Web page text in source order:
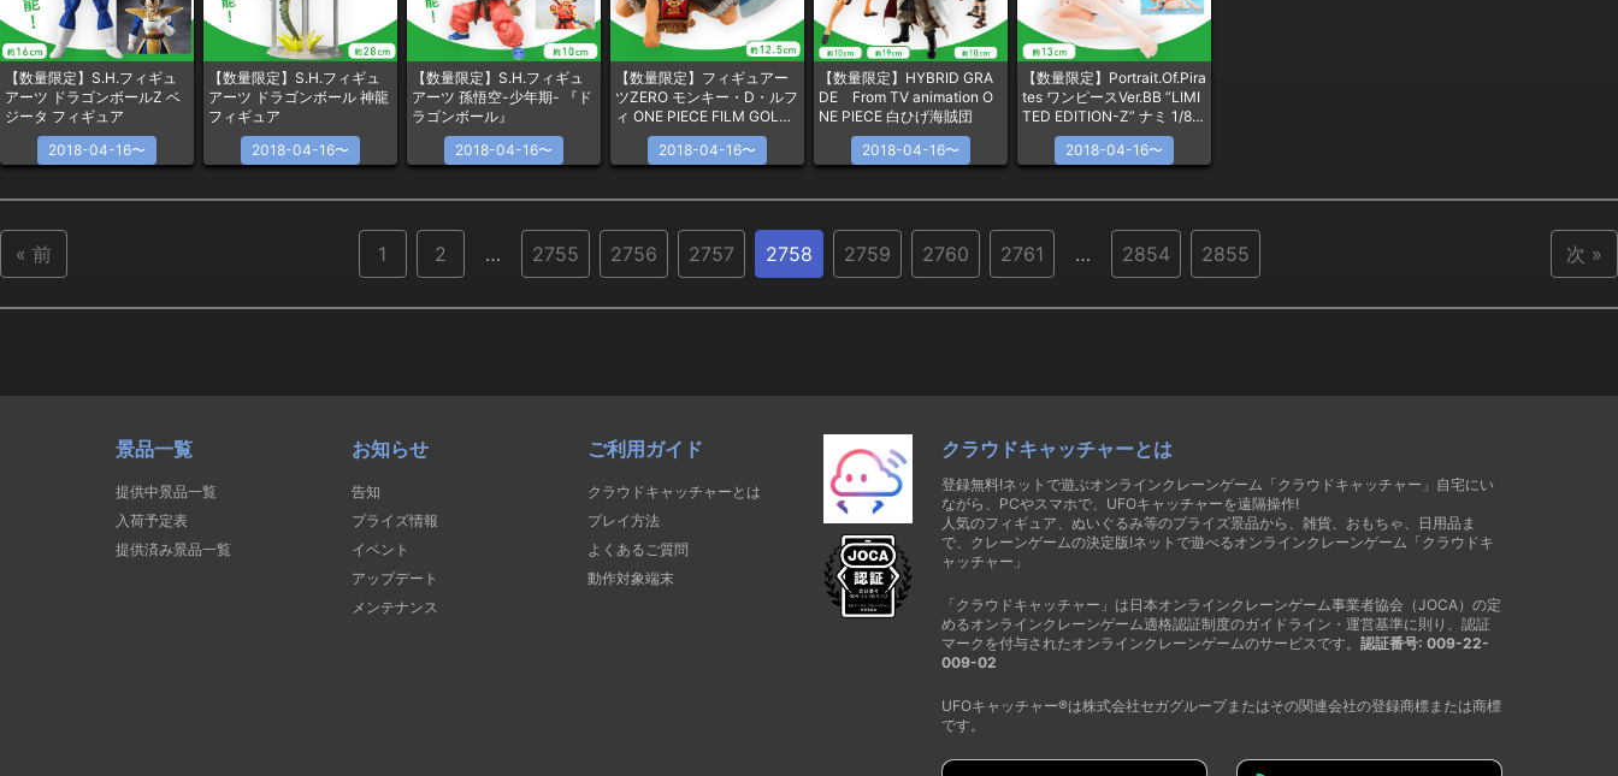
【数量限定】S.H.フィギュ
アーツ ドラゴンボールZ ベ
ジータ フィギュア
2018-04-16〜
【数量限定】S.H.フィギュ
アーツ ドラゴンボール 神龍
フィギュア
2018-04-16〜
【数量限定】S.H.フィギュ
アーツ 孫悟空-少年期- 『ド
ラゴンボール』
2018-04-16〜
【数量限定】フィギュアー
ツZERO モンキー・D・ルフ
ィ ONE PIECE FILM GOLD
Opening Ver.
2018-04-16〜
【数量限定】HYBRID GRA
DE From TV animation O
NE PIECE 白ひげ海賊団
2018-04-16〜
【数量限定】Portrait.Of.Pira
tes ワンピースVer.BB ”LIMI
TED EDITION-Z” ナミ 1/8ス
ケール フィギュア
2018-04-16〜
« 前 次 »
1 2 … 2755 2756 2757 2758 2759 2760 2761 … 2854 2855
景品一覧
提供中景品一覧
入荷予定表
提供済み景品一覧
お知らせ
告知
プライズ情報
イベント
アップデート
メンテナンス
ご利用ガイド
クラウドキャッチャーとは
プレイ方法
よくあるご質問
動作対象端末
クラウドキャッチャーとは
登録無料!ネットで遊ぶオンラインクレーンゲーム「クラウドキャッチャー」自宅にい
ながら、PCやスマホで、UFOキャッチャーを遠隔操作!
人気のフィギュア、ぬいぐるみ等のプライズ景品から、雑貨、おもちゃ、日用品ま
で、クレーンゲームの決定版!ネットで遊べるオンラインクレーンゲーム「クラウドキ
ャッチャー」
「クラウドキャッチャー」は日本オンラインクレーンゲーム事業者協会（JOCA）の定
めるオンラインクレーンゲーム適格認証制度のガイドライン・運営基準に則り、認証
マークを付与されたオンラインクレーンゲームのサービスです。 認証番号: 009-22-
009-02
UFOキャッチャー®は株式会社セガグループまたはその関連会社の登録商標または商標
です。